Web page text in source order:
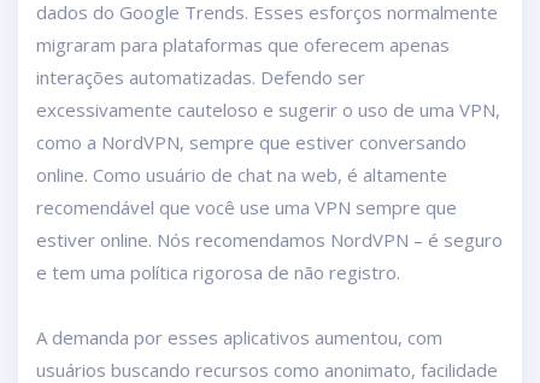
dados do Google Trends. Esses esforços normalmente
migraram para plataformas que oferecem apenas
interações automatizadas. Defendo ser
excessivamente cauteloso e sugerir o uso de uma VPN,
como a NordVPN, sempre que estiver conversando
online. Como usuário de chat na web, é altamente
recomendável que você use uma VPN sempre que
estiver online. Nós recomendamos NordVPN – é seguro
e tem uma política rigorosa de não registro.
A demanda por esses aplicativos aumentou, com
usuários buscando recursos como anonimato, facilidade